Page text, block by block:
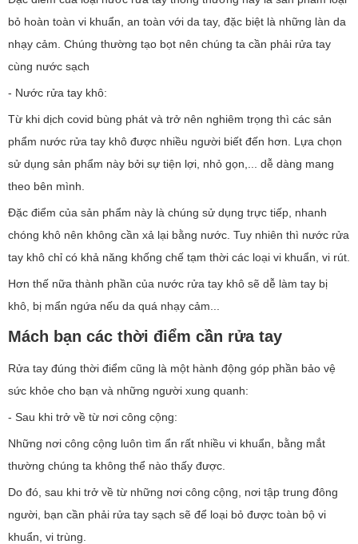
bỏ hoàn toàn vi khuẩn, an toàn với da tay, đặc biệt là những làn da
nhạy cảm. Chúng thường tạo bọt nên chúng ta cần phải rửa tay
cùng nước sạch
- Nước rửa tay khô:
Từ khi dịch covid bùng phát và trở nên nghiêm trọng thì các sản
phẩm nước rửa tay khô được nhiều người biết đến hơn. Lựa chọn
sử dụng sản phẩm này bởi sự tiện lợi, nhỏ gọn,... dễ dàng mang
theo bên mình.
Đặc điểm của sản phẩm này là chúng sử dụng trực tiếp, nhanh
chóng khô nên không cần xả lại bằng nước. Tuy nhiên thì nước rửa
tay khô chỉ có khả năng khống chế tạm thời các loại vi khuẩn, vi rút.
Hơn thế nữa thành phần của nước rửa tay khô sẽ dễ làm tay bị
khô, bị mẩn ngứa nếu da quá nhạy cảm...
Mách bạn các thời điểm cần rửa tay
Rửa tay đúng thời điểm cũng là một hành động góp phần bảo vệ
sức khỏe cho bạn và những người xung quanh:
- Sau khi trở về từ nơi công cộng:
Những nơi công cộng luôn tìm ẩn rất nhiều vi khuẩn, bằng mắt
thường chúng ta không thể nào thấy được.
Do đó, sau khi trở về từ những nơi công cộng, nơi tập trung đông
người, bạn cần phải rửa tay sạch sẽ để loại bỏ được toàn bộ vi
khuẩn, vi trùng.